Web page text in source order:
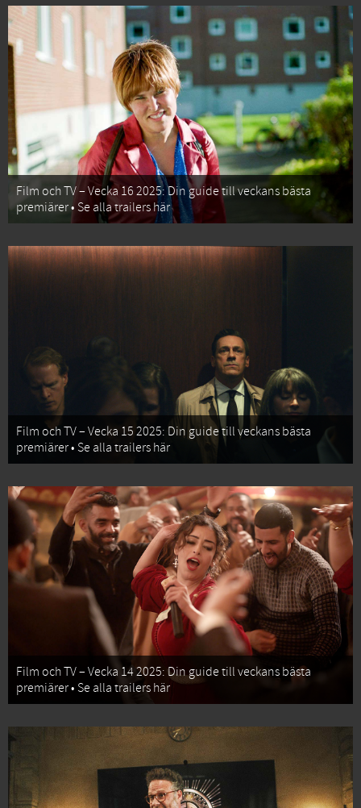
Film och TV – Vecka 16 2025: Din guide till veckans bästa
premiärer • Se alla trailers här
Film och TV – Vecka 15 2025: Din guide till veckans bästa
premiärer • Se alla trailers här
Film och TV – Vecka 14 2025: Din guide till veckans bästa
premiärer • Se alla trailers här